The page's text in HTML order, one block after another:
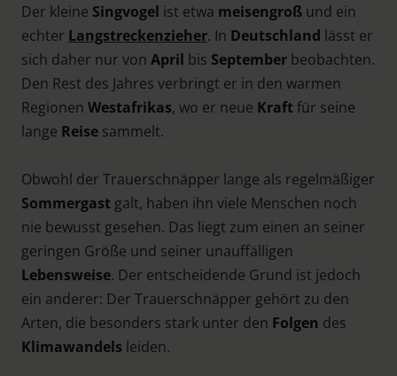
Der kleine Singvogel ist etwa meisen­groß und ein
echter Langstreckenzieher. In Deutschland lässt er
sich daher nur von April bis September beobachten.
Den Rest des Jahres verbringt er in den warmen
Regionen Westafrikas, wo er neue Kraftfür seine
lange Reise sammelt.
Obwohl der Trauerschnäpper lange als regelmäßiger
Sommergast galt, haben ihn viele Menschen noch
nie bewusst gesehen. Das liegt zum einen an seiner
geringen Größe und seiner unauffälligen
Lebensweise. Der entscheidende Grund ist jedoch
ein anderer: Der Trauerschnäpper gehört zu den
Arten, die besonders stark unter den Folgen des
Klimawandels leiden.